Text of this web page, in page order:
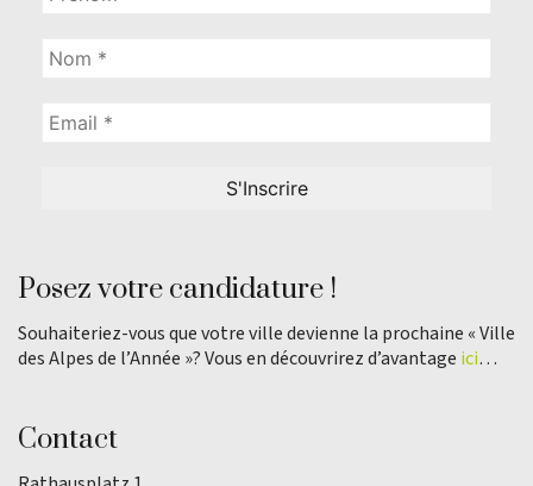
Posez votre candidature !
Souhaiteriez-vous que votre ville devienne la prochaine « Ville
des Alpes de l’Année »? Vous en découvrirez d’avantage ici…
Contact